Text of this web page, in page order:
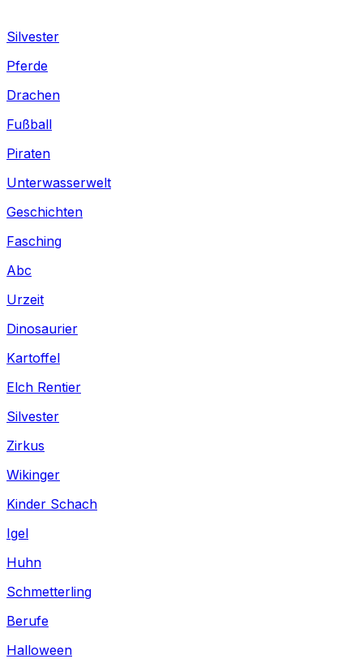
Silvester
Pferde
Drachen
Fußball
Piraten
Unterwasserwelt
Geschichten
Fasching
Abc
Urzeit
Dinosaurier
Kartoffel
Elch Rentier
Silvester
Zirkus
Wikinger
Kinder Schach
Igel
Huhn
Schmetterling
Berufe
Halloween